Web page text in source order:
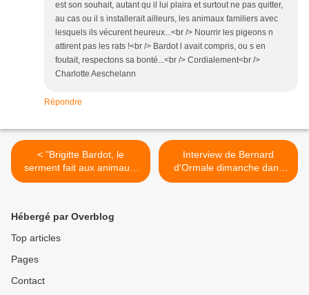
est son souhait, autant qu il lui plaira et surtout ne pas quitter,
au cas ou il s installerait ailleurs, les animaux familiers avec
lesquels ils vécurent heureux...<br /> Nourrir les pigeons n
attirent pas les rats !<br /> Bardot l avait compris, ou s en
foutait, respectons sa bonté...<br /> Cordialement<br />
Charlotte Aeschelann
Répondre
< "Brigitte Bardot, le
serment fait aux animaux"
suivi d'un débat présenté
Samedi 7 février à 21h
Interview de Bernard
d'Ormale dimanche dans
l'émission 7 à 8 >
Hébergé par Overblog
Top articles
Pages
Contact